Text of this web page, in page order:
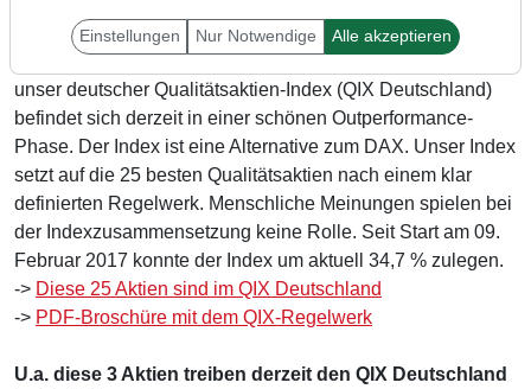
Liebe Trader,
unser deutscher Qualitätsaktien-Index (QIX Deutschland)
befindet sich derzeit in einer schönen Outperformance-
Phase. Der Index ist eine Alternative zum DAX. Unser Index
setzt auf die 25 besten Qualitätsaktien nach einem klar
definierten Regelwerk. Menschliche Meinungen spielen bei
der Indexzusammensetzung keine Rolle. Seit Start am 09.
Februar 2017 konnte der Index um aktuell 34,7 % zulegen.
-> Diese 25 Aktien sind im QIX Deutschland
-> PDF-Broschüre mit dem QIX-Regelwerk
U.a. diese 3 Aktien treiben derzeit den QIX Deutschland
Einstellungen Nur Notwendige Alle akzeptieren